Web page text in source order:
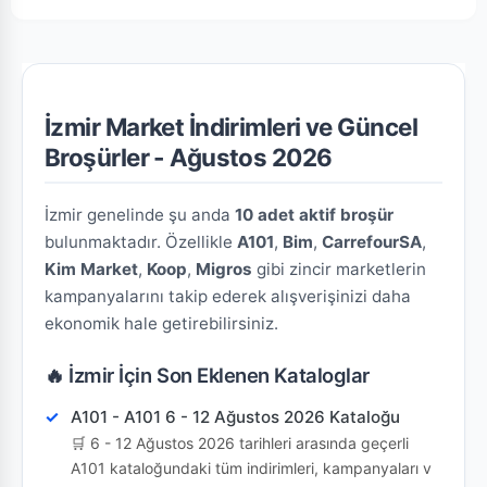
İzmir Market İndirimleri ve Güncel
Broşürler - Ağustos 2026
İzmir genelinde şu anda 10 adet aktif broşür
bulunmaktadır. Özellikle A101, Bim, CarrefourSA,
Kim Market, Koop, Migros gibi zincir marketlerin
kampanyalarını takip ederek alışverişinizi daha
ekonomik hale getirebilirsiniz.
🔥 İzmir İçin Son Eklenen Kataloglar
A101 - A101 6 - 12 Ağustos 2026 Kataloğu
🛒 6 - 12 Ağustos 2026 tarihleri arasında geçerli
A101 kataloğundaki tüm indirimleri, kampanyaları v